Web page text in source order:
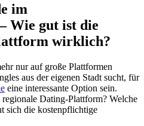
im
Wie gut ist die
wirklich?
nur auf große Plattformen
aus der eigenen Stadt sucht, für
eine interessante Option sein.
Dating-Plattform? Welche
sich die kostenpflichtige